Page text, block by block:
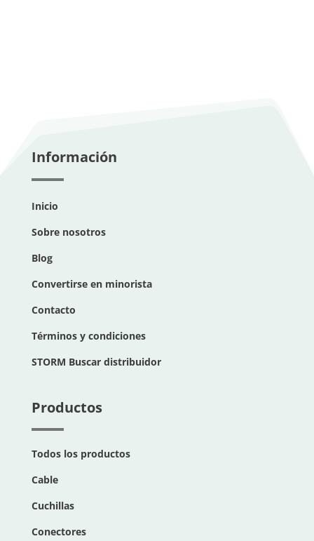
Información
Inicio
Sobre nosotros
Blog
Convertirse en minorista
Contacto
Términos y condiciones
STORM Buscar distribuidor
Productos
Todos los productos
Cable
Cuchillas
Conectores